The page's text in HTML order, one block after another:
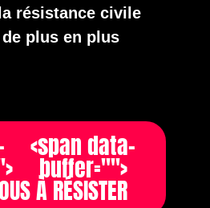
résistance civile
plus en plus
<span data-
buffer="">
À RÉSISTER